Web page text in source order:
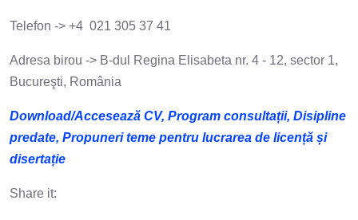
Telefon -> +4 021 305 37 41
Adresa birou -> B-dul Regina Elisabeta nr. 4 - 12, sector 1,
Bucureşti, România
Download/Accesează CV, Program consultații, Disipline
predate, Propuneri teme pentru lucrarea de licență și
disertație
Share it: